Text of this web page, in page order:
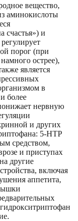
вещество,
аминокислоты
счастья») и
порог (при
острее),
является
в
более
нервную
и других
5-НТР
средством,
и приступах
другие
включая
аппетита,